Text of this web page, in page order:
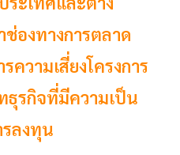
องทางการตลาด
ความเสี่ยงโครงการ
ธุรกิจที่มีความเป็น
รลงทุน